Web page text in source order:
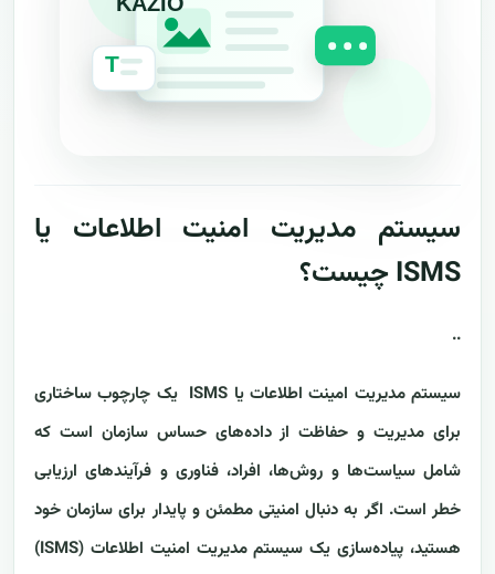
سیستم مدیریت امنیت اطلاعات یا
ISMS چیست؟
..
سیستم مدیریت امینت اطلاعات یا ISMS یک چارچوب ساختاری
برای مدیریت و حفاظت از داده‌های حساس سازمان است که
شامل سیاست‌ها و روش‌ها، افراد، فناوری و فرآیندهای ارزیابی
خطر است. اگر به دنبال امنیتی مطمئن و پایدار برای سازمان خود
هستید، پیاده‌سازی یک سیستم مدیریت امنیت اطلاعات (ISMS)